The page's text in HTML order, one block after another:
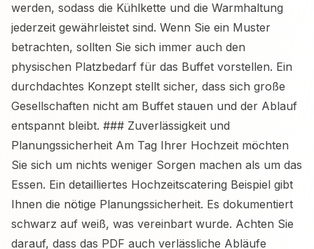
werden, sodass die Kühlkette und die Warmhaltung
jederzeit gewährleistet sind. Wenn Sie ein Muster
betrachten, sollten Sie sich immer auch den
physischen Platzbedarf für das Buffet vorstellen. Ein
durchdachtes Konzept stellt sicher, dass sich große
Gesellschaften nicht am Buffet stauen und der Ablauf
entspannt bleibt. ### Zuverlässigkeit und
Planungssicherheit Am Tag Ihrer Hochzeit möchten
Sie sich um nichts weniger Sorgen machen als um das
Essen. Ein detailliertes Hochzeitscatering Beispiel gibt
Ihnen die nötige Planungssicherheit. Es dokumentiert
schwarz auf weiß, was vereinbart wurde. Achten Sie
darauf, dass das PDF auch verlässliche Abläufe